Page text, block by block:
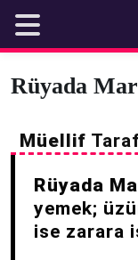
content
Rüyada
Müellif
Rüyada
yemek;
ise zarara